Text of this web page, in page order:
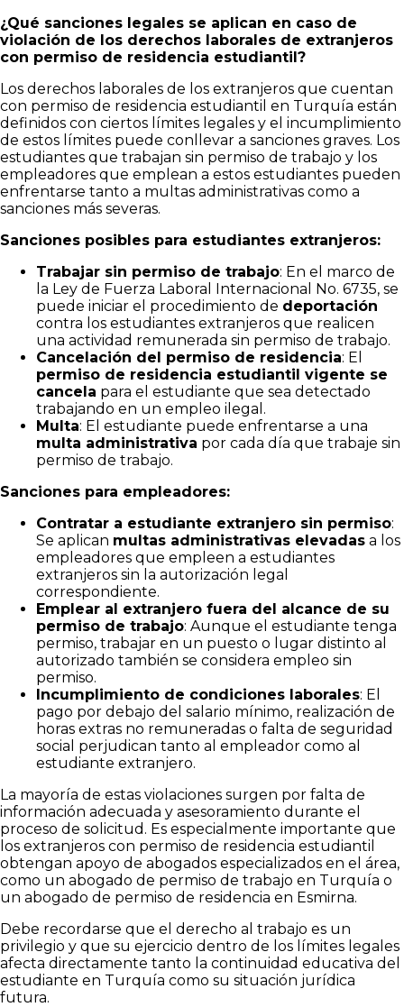
¿Qué sanciones legales se aplican en caso de
violación de los derechos laborales de extranjeros
con permiso de residencia estudiantil?
Los derechos laborales de los extranjeros que cuentan
con permiso de residencia estudiantil en Turquía están
definidos con ciertos límites legales y el incumplimiento
de estos límites puede conllevar a sanciones graves. Los
estudiantes que trabajan sin permiso de trabajo y los
empleadores que emplean a estos estudiantes pueden
enfrentarse tanto a multas administrativas como a
sanciones más severas.
Sanciones posibles para estudiantes extranjeros:
Trabajar sin permiso de trabajo: En el marco de
la Ley de Fuerza Laboral Internacional No. 6735, se
puede iniciar el procedimiento de deportación
contra los estudiantes extranjeros que realicen
una actividad remunerada sin permiso de trabajo.
Cancelación del permiso de residencia: El
permiso de residencia estudiantil vigente se
cancela para el estudiante que sea detectado
trabajando en un empleo ilegal.
Multa: El estudiante puede enfrentarse a una
multa administrativa por cada día que trabaje sin
permiso de trabajo.
Sanciones para empleadores:
Contratar a estudiante extranjero sin permiso:
Se aplican multas administrativas elevadas a los
empleadores que empleen a estudiantes
extranjeros sin la autorización legal
correspondiente.
Emplear al extranjero fuera del alcance de su
permiso de trabajo: Aunque el estudiante tenga
permiso, trabajar en un puesto o lugar distinto al
autorizado también se considera empleo sin
permiso.
Incumplimiento de condiciones laborales: El
pago por debajo del salario mínimo, realización de
horas extras no remuneradas o falta de seguridad
social perjudican tanto al empleador como al
estudiante extranjero.
La mayoría de estas violaciones surgen por falta de
información adecuada y asesoramiento durante el
proceso de solicitud. Es especialmente importante que
los extranjeros con permiso de residencia estudiantil
obtengan apoyo de abogados especializados en el área,
como un abogado de permiso de trabajo en Turquía o
un abogado de permiso de residencia en Esmirna.
Debe recordarse que el derecho al trabajo es un
privilegio y que su ejercicio dentro de los límites legales
afecta directamente tanto la continuidad educativa del
estudiante en Turquía como su situación jurídica
futura.